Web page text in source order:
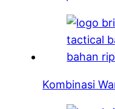
Kombinasi